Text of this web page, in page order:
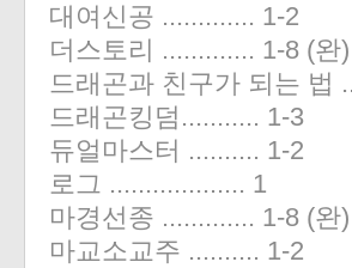
대여신공 ............. 1-2
더스토리 ............. 1-8 (완)
드래곤과 친구가 되는 법
드래곤킹덤........... 1-3
듀얼마스터 .......... 1-2
로그 ................... 1
마경선종 ............. 1-8 (완)
마교소교주 .......... 1-2